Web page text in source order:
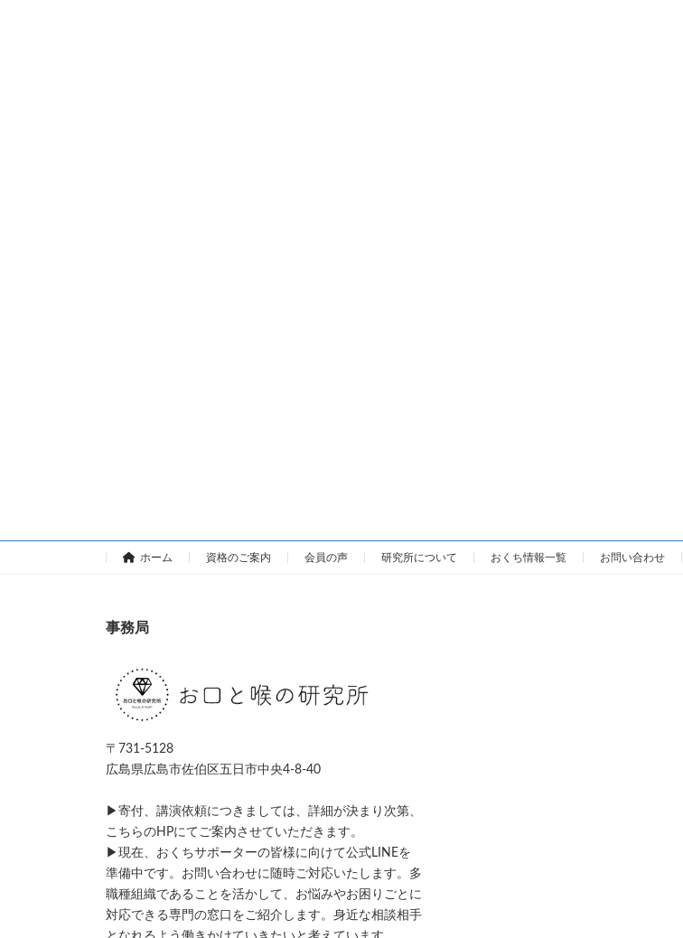
ホーム 資格のご案内 会員の声 研究所について おくち情報一覧 お問い合わせ
事務局
〒731-5128
広島県広島市佐伯区五日市中央4-8-40
▶寄付、講演依頼につきましては、詳細が決まり次第、
こちらのHPにてご案内させていただきます。
▶現在、おくちサポーターの皆様に向けて公式LINEを
準備中です。お問い合わせに随時ご対応いたします。多
職種組織であることを活かして、お悩みやお困りごとに
対応できる専門の窓口をご紹介します。身近な相談相手